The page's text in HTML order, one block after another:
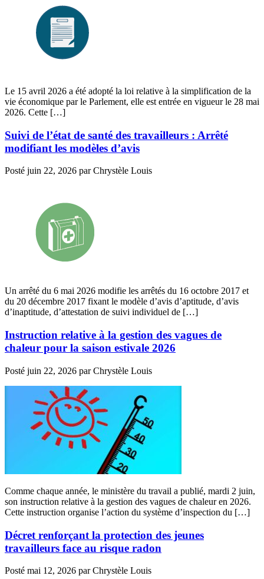
Le 15 avril 2026 a été adopté la loi relative à la simplification de la
vie économique par le Parlement, elle est entrée en vigueur le 28 mai
2026. Cette […]
Suivi de l’état de santé des travailleurs : Arrêté
modifiant les modèles d’avis
Posté juin 22, 2026 par Chrystèle Louis
Un arrêté du 6 mai 2026 modifie les arrêtés du 16 octobre 2017 et
du 20 décembre 2017 fixant le modèle d’avis d’aptitude, d’avis
d’inaptitude, d’attestation de suivi individuel de […]
Instruction relative à la gestion des vagues de
chaleur pour la saison estivale 2026
Posté juin 22, 2026 par Chrystèle Louis
Comme chaque année, le ministère du travail a publié, mardi 2 juin,
son instruction relative à la gestion des vagues de chaleur en 2026.
Cette instruction organise l’action du système d’inspection du […]
Décret renforçant la protection des jeunes
travailleurs face au risque radon
Posté mai 12, 2026 par Chrystèle Louis